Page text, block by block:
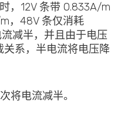
，12V 条带 0.833A/m
，48V 条仅消耗
减半，并且由于电压
系，半电流将电压降
将电流减半。